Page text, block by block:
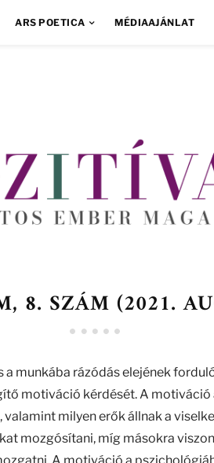
ARS POETICA MÉDIAAJÁNLAT
8. SZÁM (2021.
a munkába rázódás elejének
motiváció kérdését. A
milyen erők állnak a
mozgósítani, míg másokra